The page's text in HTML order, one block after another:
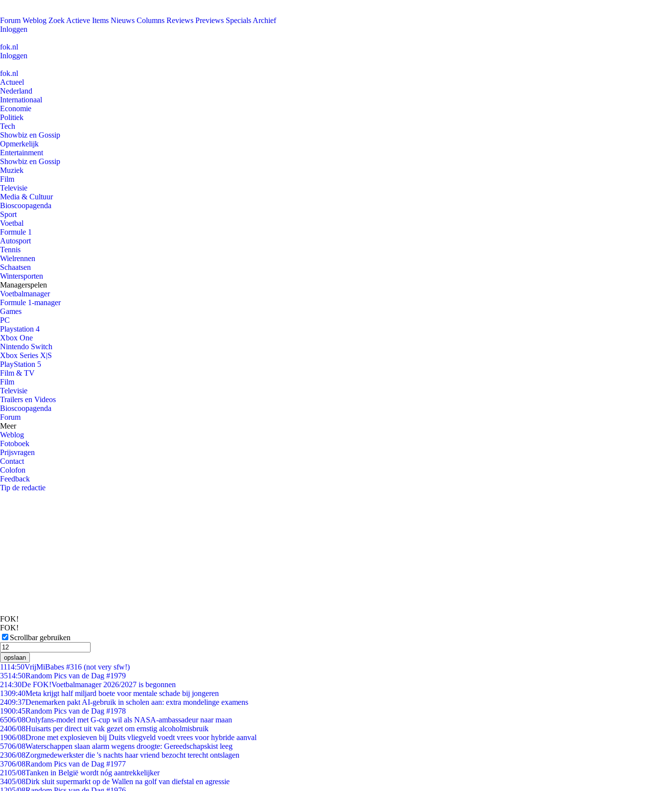
Forum Weblog Zoek Actieve Items Nieuws Columns Reviews Previews Specials Archief
Inloggen
fok.nl
Inloggen
fok.nl
Actueel
Nederland
Internationaal
Economie
Politiek
Tech
Showbiz en Gossip
Opmerkelijk
Entertainment
Showbiz en Gossip
Muziek
Film
Televisie
Media & Cultuur
Bioscoopagenda
Sport
Voetbal
Formule 1
Autosport
Tennis
Wielrennen
Schaatsen
Wintersporten
Managerspelen
Voetbalmanager
Formule 1-manager
Games
PC
Playstation 4
Xbox One
Nintendo Switch
Xbox Series X|S
PlayStation 5
Film & TV
Film
Televisie
Trailers en Videos
Bioscoopagenda
Forum
Meer
Weblog
Fotoboek
Prijsvragen
Contact
Colofon
Feedback
Tip de redactie
FOK!
FOK!
Scrollbar gebruiken
opslaan
1114:50VrijMiBabes #316 (not very sfw!)
3514:50Random Pics van de Dag #1979
214:30De FOK!Voetbalmanager 2026/2027 is begonnen
1309:40Meta krijgt half miljard boete voor mentale schade bij jongeren
2409:37Denemarken pakt AI-gebruik in scholen aan: extra mondelinge examens
1900:45Random Pics van de Dag #1978
6506/08Onlyfans-model met G-cup wil als NASA-ambassadeur naar maan
2406/08Huisarts per direct uit vak gezet om ernstig alcoholmisbruik
1906/08Drone met explosieven bij Duits vliegveld voedt vrees voor hybride aanval
5706/08Waterschappen slaan alarm wegens droogte: Gereedschapskist leeg
2306/08Zorgmedewerkster die 's nachts haar vriend bezocht terecht ontslagen
3706/08Random Pics van de Dag #1977
2105/08Tanken in België wordt nóg aantrekkelijker
3405/08Dirk sluit supermarkt op de Wallen na golf van diefstal en agressie